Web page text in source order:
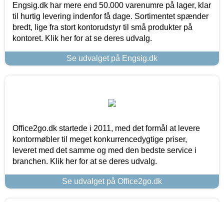
Engsig.dk har mere end 50.000 varenumre på lager, klar
til hurtig levering indenfor få dage. Sortimentet spænder
bredt, lige fra stort kontorudstyr til små produkter på
kontoret. Klik her for at se deres udvalg.
Se udvalget på Engsig.dk
Office2go.dk startede i 2011, med det formål at levere
kontormøbler til meget konkurrencedygtige priser,
leveret med det samme og med den bedste service i
branchen. Klik her for at se deres udvalg.
Se udvalget på Office2go.dk